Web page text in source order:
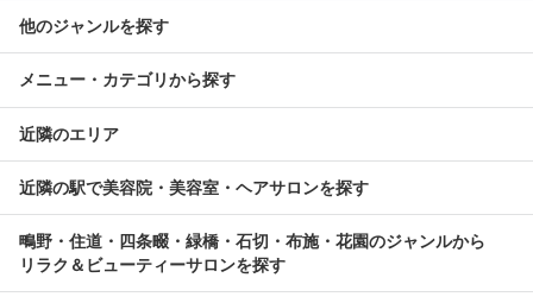
他のジャンルを探す
メニュー・カテゴリから探す
近隣のエリア
近隣の駅で美容院・美容室・ヘアサロンを探す
鴫野・住道・四条畷・緑橋・石切・布施・花園のジャンルから
リラク＆ビューティーサロンを探す